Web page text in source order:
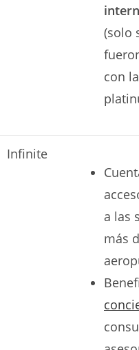
(solo
con
Infinite
a las
más